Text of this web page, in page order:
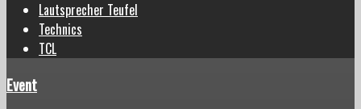
Lautsprecher Teufel
Technics
TCL
Event